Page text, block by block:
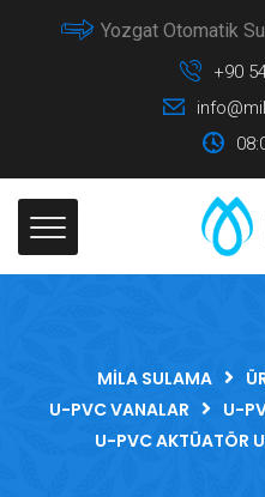
Yozgat Otomatik
+90
MILA SULAMA
U-PVC VANALAR
U-
U-PVC AKTÜATÖR